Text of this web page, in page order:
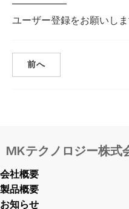
ユーザー登録をお願いしま
前へ
MKテクノロジー株式
会社概要
製品概要
お知らせ